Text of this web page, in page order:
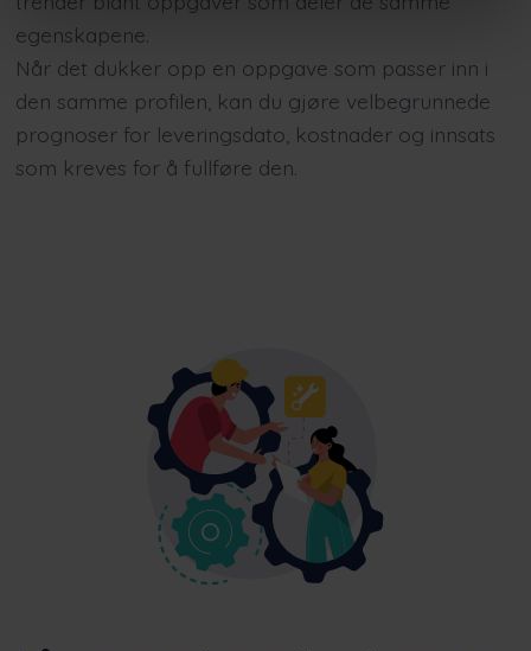
egenskapene.
Når det dukker opp en oppgave som passer inn i
den samme profilen, kan du gjøre velbegrunnede
prognoser for leveringsdato, kostnader og innsats
som kreves for å fullføre den.